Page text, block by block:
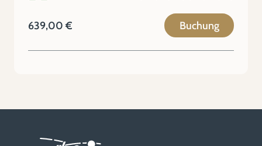
639,00 € Buchung